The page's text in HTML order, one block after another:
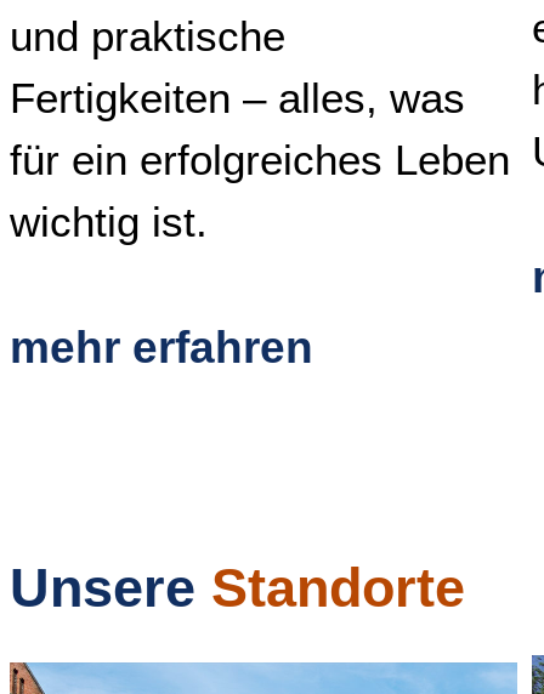
und praktische
Fertigkeiten – ­alles, was
für ein erfolgreiches Leben
wichtig ist.
mehr erfahren
Unsere Standorte